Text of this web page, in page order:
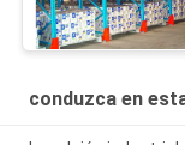
conduzca en